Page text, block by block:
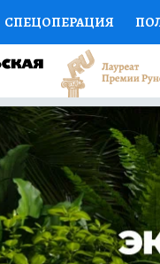
СПЕЦОПЕРАЦИЯ
НАУКА СПОРТ
ДОКТОР
ПРОГНОЗЫ НА СПОРТ
ТЕСТЫ